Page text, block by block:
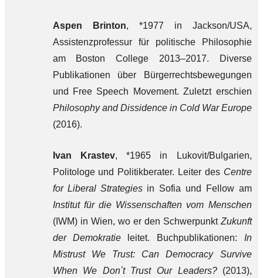
Aspen Brinton, *1977 in Jackson/USA,
Assistenzprofessur für politische Philosophie
am Boston College 2013–2017. Diverse
Publikationen über Bürgerrechtsbewegungen
und Free Speech Movement. Zuletzt erschien
Philosophy and Dissidence in Cold War Europe
(2016).
Ivan Krastev, *1965 in Lukovit/Bulgarien,
Politologe und Politikberater. Leiter des Centre
for Liberal Strategiesin Sofia und Fellow am
Institut für die Wissenschaften vom Menschen
(IWM) in Wien, wo er den Schwerpunkt Zukunft
der Demokratieleitet. Buchpublikationen: In
Mistrust We Trust: Can Democracy Survive
When We Donʼt Trust Our Leaders?(2013),